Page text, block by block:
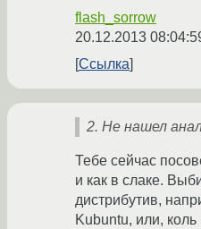
flash_sorrow
20.12.2013
Ссылка
2. Не нашел
Тебе сейчас
и как в слаке.
дистрибутив,
Kubuntu, или,